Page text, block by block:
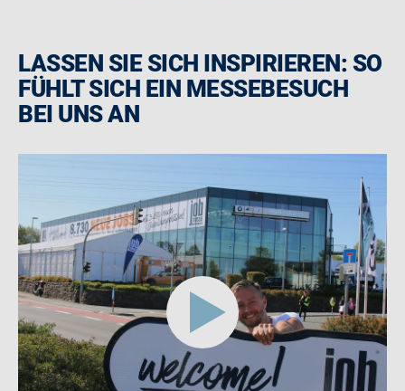
LASSEN SIE SICH INSPIRIEREN: SO
FÜHLT SICH EIN MESSEBESUCH
BEI UNS AN